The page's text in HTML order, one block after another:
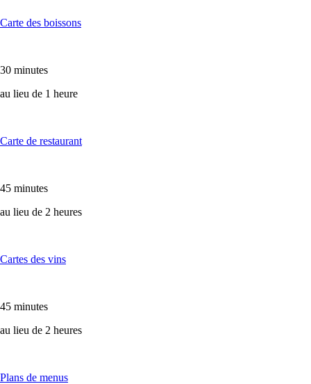
Carte des boissons
30 minutes
au lieu de 1 heure
Carte de restaurant
45 minutes
au lieu de 2 heures
Cartes des vins
45 minutes
au lieu de 2 heures
Plans de menus